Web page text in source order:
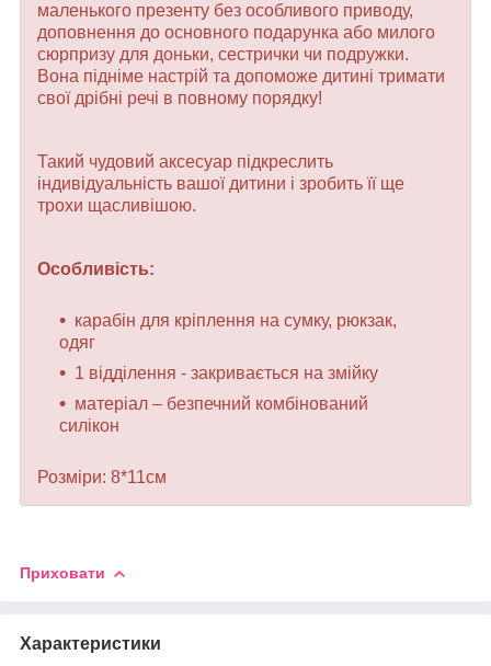
маленького презенту без особливого приводу,
доповнення до основного подарунка або милого
сюрпризу для доньки, сестрички чи подружки.
Вона підніме настрій та допоможе дитині тримати
свої дрібні речі в повному порядку!
Такий чудовий аксесуар підкреслить
індивідуальність вашої дитини і зробить її ще
трохи щасливішою.
Особливість:
карабін для кріплення на сумку, рюкзак,
одяг
1 відділення - закривається на змійку
матеріал – безпечний комбінований
силікон
Розміри: 8*11см
Приховати
Характеристики